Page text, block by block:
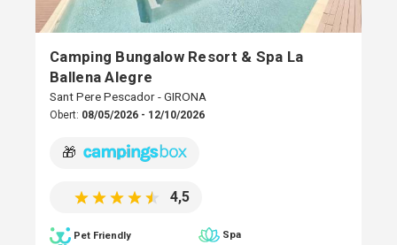
Camping Bungalow Resort & Spa La
Ballena Alegre
Sant Pere Pescador - GIRONA
Obert: 08/05/2026 - 12/10/2026
🎁
4,5
Pet Friendly
Spa